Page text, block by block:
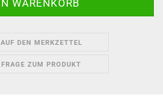
AUF DEN MERKZETTEL
FRAGE ZUM PRODUKT